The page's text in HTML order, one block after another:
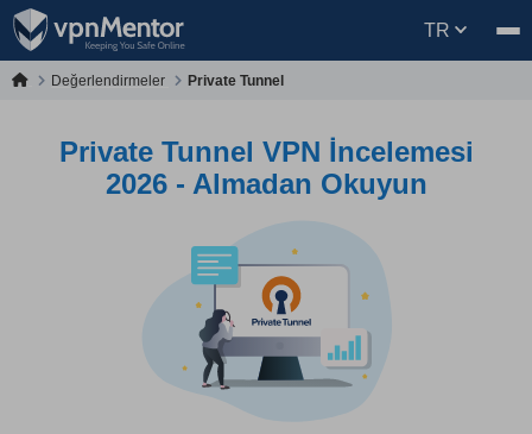
TR
Değerlendirmeler Private Tunnel
Private Tunnel VPN İncelemesi
2026 - Almadan Okuyun